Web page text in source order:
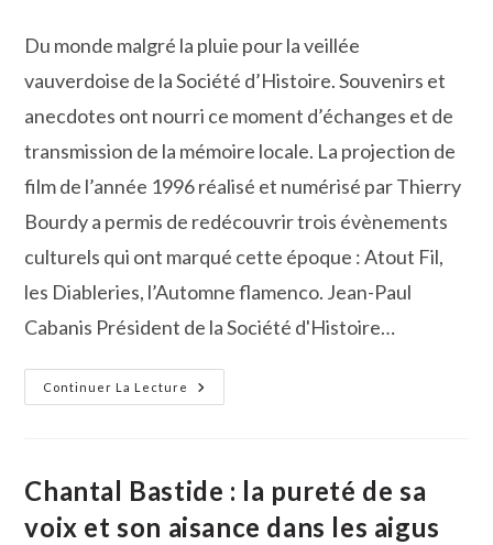
publication :
Du monde malgré la pluie pour la veillée
vauverdoise de la Société d’Histoire. Souvenirs et
anecdotes ont nourri ce moment d’échanges et de
transmission de la mémoire locale. La projection de
film de l’année 1996 réalisé et numérisé par Thierry
Bourdy a permis de redécouvrir trois évènements
culturels qui ont marqué cette époque : Atout Fil,
les Diableries, l’Automne flamenco. Jean-Paul
Cabanis Président de la Société d'Histoire…
Continuer La Lecture
Veillée
Vauverdoise :
Des
Souvenirs
Chantal Bastide : la pureté de sa
voix et son aisance dans les aigus